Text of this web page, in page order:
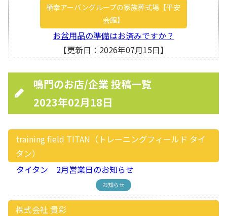
桶幸アーバングループの家族葬式場【平安
会館】
お盆用品の準備はお済みですか？
【更新日：2026年07月15日】
鳴門のお店/企業 投稿一覧
2023年02月18日
training field TITAN（トレーニングフィールド タイ
タン）
タイタン 2月営業日のお知らせ
お知らせ
株式会社 貴彩